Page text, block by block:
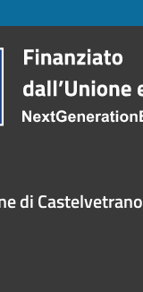
di Castelvetrano